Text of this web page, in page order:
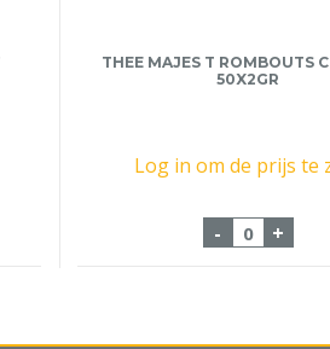
Forest Fruit 6x25st aantal
THEE MAJES T ROMBOUTS
50X2GR
Log in om de prijs te
- Thee
+